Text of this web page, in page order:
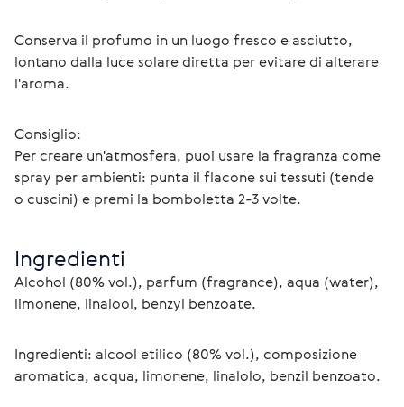
Conserva il profumo in un luogo fresco e asciutto,
lontano dalla luce solare diretta per evitare di alterare
l'aroma.
Consiglio:
Per creare un'atmosfera, puoi usare la fragranza come
spray per ambienti: punta il flacone sui tessuti (tende
o cuscini) e premi la bomboletta 2-3 volte.
Ingredienti
Alcohol (80% vol.), parfum (fragrance), aqua (water),
limonene, linalool, benzyl benzoate.
Ingredienti: alcool etilico (80% vol.), composizione
aromatica, acqua, limonene, linalolo, benzil benzoato.